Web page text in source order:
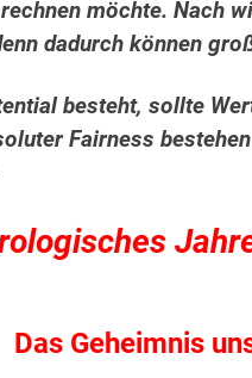
möchte. Nach
dadurch können
besteht, sollte
Fairness
Das Geheimnis